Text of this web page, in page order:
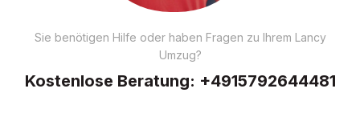
Sie benötigen Hilfe oder haben Fragen zu Ihrem Lancy
Umzug?
Kostenlose Beratung: +4915792644481